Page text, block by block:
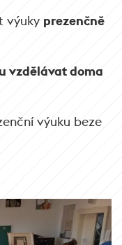
výuky prezenčně
vzdělávat doma
výuku beze